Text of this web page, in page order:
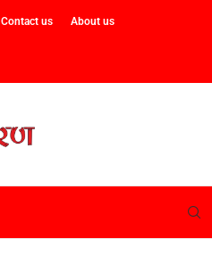
Contact us About us